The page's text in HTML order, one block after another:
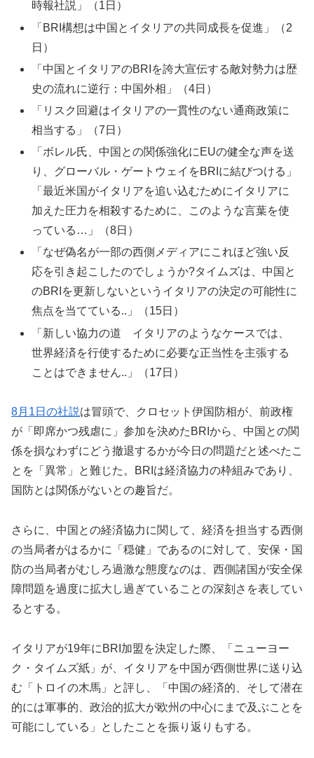
時報社説」（1日）
「BRI構想は中国とイタリアの共同成長を促進」（2
日）
「中国とイタリアのBRIを誇大宣伝する敵対勢力は歴
史の流れに逆行：中国外相」（4日）
「リスク回避はイタリアの一貫性のない通商政策に
相当する」（7日）
「ボレル氏、中国との関係強化にEUの健全な声を送
り、グローバル・ゲートウェイをBRIに結びつける」
「最近米国がイタリアを追い込むためにイタリアに
加えた圧力を相殺するために、このような言葉を使
っている…」（8日）
「なぜ偽名が一部の西側メディアにこれほど強い反
応を引き起こしたのでしょうか?タイムズは、中国と
のBRIを更新しないというイタリアの決定の可能性に
焦点を当てている..」（15日）
「新しい協力の道 イタリアのようなケースでは、
世界経済を行使するために必要な正当性を主張する
ことはできません..」（17日）
8月1日の社説は冒頭で、クロセット伊国防相が、前政権
が「即席かつ残虐に」参加を決めたBRIから、中国との関
係を損なわずにどう撤退するかが今日の問題だと述べたこ
とを「異常」と難じた。BRIは経済協力の枠組みであり、
国防とは関係がないとの趣旨だ。
さらに、中国との経済協力に関して、経済を担当する西側
の当局者がはるかに「穏健」であるのに対して、安保・国
防の当局者がむしろ過激な態度なのは、西側諸国が安全保
障問題を過度に拡大し過ぎていることの深刻さを表してい
るとする。
イタリアが19年にBRI加盟を決定した際、「ニューヨー
ク・タイムズ紙」が、イタリアを中国が西側世界に送り込
む「トロイの木馬」と評し、「中国の経済的、そして潜在
的には軍事的、政治的拡大が欧州の中心にまで及ぶことを
可能にしている」としたことを振り返りもする。